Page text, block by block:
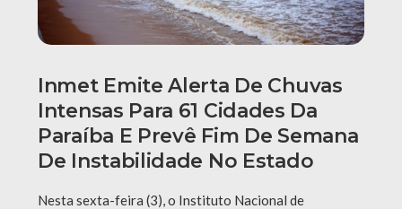
Inmet Emite Alerta De Chuvas
Intensas Para 61 Cidades Da
Paraíba E Prevê Fim De Semana
De Instabilidade No Estado
Nesta sexta-feira (3), o Instituto Nacional de